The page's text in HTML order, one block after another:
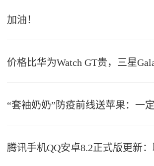
加油！
价格比华为Watch GT贵，三星
“套袖奶奶”防疫前线送苹果：一
腾讯手机QQ安卓8.2正式版更新